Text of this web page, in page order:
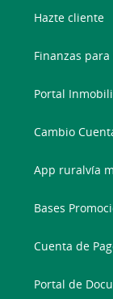
Hazte cliente
Finanzas para
Portal
Cambio
App ruralvía
Bases
Cuenta de
Portal de